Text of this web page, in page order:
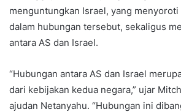
menguntungkan Israel, yang menyoroti
dalam hubungan tersebut, sekaligus
antara AS dan Israel.
“Hubungan antara AS dan Israel
dari kebijakan kedua negara,” ujar
ajudan Netanyahu. “Hubungan ini